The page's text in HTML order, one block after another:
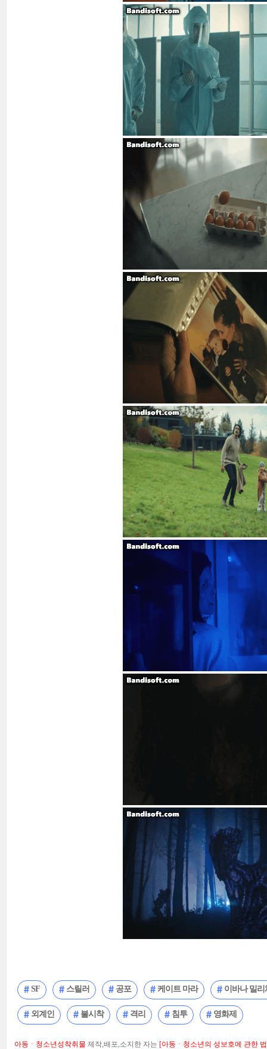
SF 스릴러 공포 케이트 마라 이바나 밀리
외계인 불시착 격리 침투 영화제
아동ㆍ청소년성착취물 제작,배포,소지한 자는 [아동ㆍ청소년의 성보호에 관한